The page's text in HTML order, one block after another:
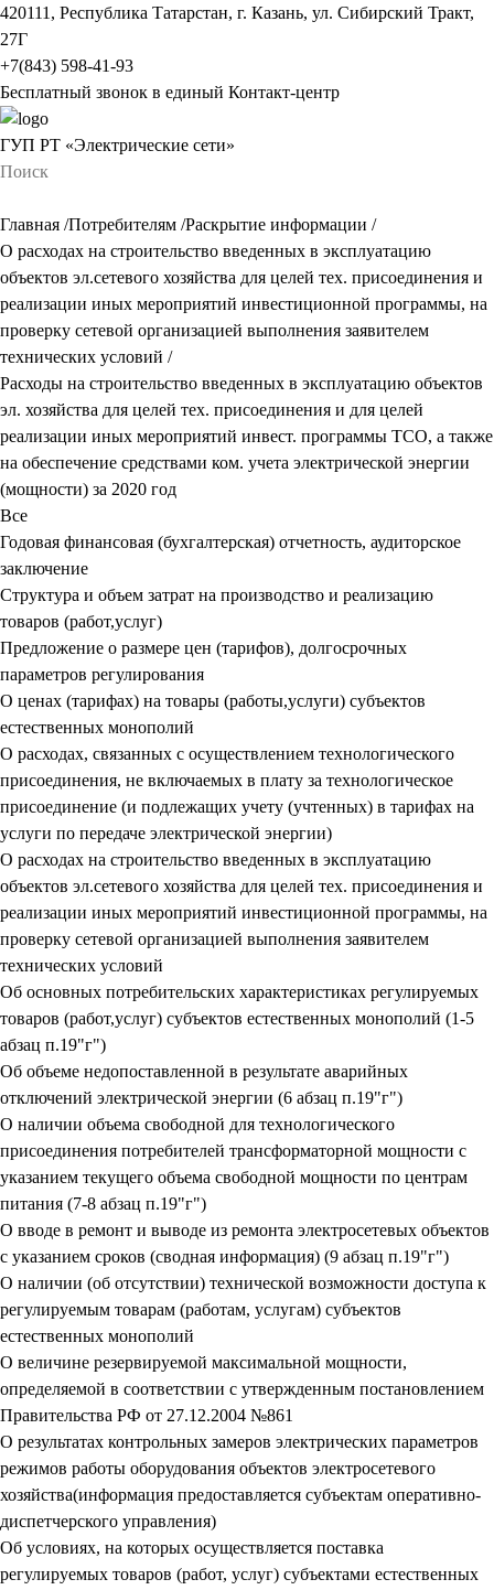
420111, Республика Татарстан, г. Казань, ул. Сибирский Тракт,
27Г
+7(843) 598-41-93
Бесплатный звонок в единый Контакт-центр
ГУП РТ «Электрические сети»
Главная /Потребителям /Раскрытие информации /
О расходах на строительство введенных в эксплуатацию
объектов эл.сетевого хозяйства для целей тех. присоединения и
реализации иных мероприятий инвестиционной программы, на
проверку сетевой организацией выполнения заявителем
технических условий /
Расходы на строительство введенных в эксплуатацию объектов
эл. хозяйства для целей тех. присоединения и для целей
реализации иных мероприятий инвест. программы ТСО, а также
на обеспечение средствами ком. учета электрической энергии
(мощности) за 2020 год
Все
Годовая финансовая (бухгалтерская) отчетность, аудиторское
заключение
Структура и объем затрат на производство и реализацию
товаров (работ,услуг)
Предложение о размере цен (тарифов), долгосрочных
параметров регулирования
О ценах (тарифах) на товары (работы,услуги) субъектов
естественных монополий
О расходах, связанных с осуществлением технологического
присоединения, не включаемых в плату за технологическое
присоединение (и подлежащих учету (учтенных) в тарифах на
услуги по передаче электрической энергии)
О расходах на строительство введенных в эксплуатацию
объектов эл.сетевого хозяйства для целей тех. присоединения и
реализации иных мероприятий инвестиционной программы, на
проверку сетевой организацией выполнения заявителем
технических условий
Об основных потребительских характеристиках регулируемых
товаров (работ,услуг) субъектов естественных монополий (1-5
абзац п.19"г")
Об объеме недопоставленной в результате аварийных
отключений электрической энергии (6 абзац п.19"г")
О наличии объема свободной для технологического
присоединения потребителей трансформаторной мощности с
указанием текущего объема свободной мощности по центрам
питания (7-8 абзац п.19"г")
О вводе в ремонт и выводе из ремонта электросетевых объектов
с указанием сроков (сводная информация) (9 абзац п.19"г")
О наличии (об отсутствии) технической возможности доступа к
регулируемым товарам (работам, услугам) субъектов
естественных монополий
О величине резервируемой максимальной мощности,
определяемой в соответствии с утвержденным постановлением
Правительства РФ от 27.12.2004 №861
О результатах контрольных замеров электрических параметров
режимов работы оборудования объектов электросетевого
хозяйства(информация предоставляется субъектам оперативно-
диспетчерского управления)
Об условиях, на которых осуществляется поставка
регулируемых товаров (работ, услуг) субъектами естественных